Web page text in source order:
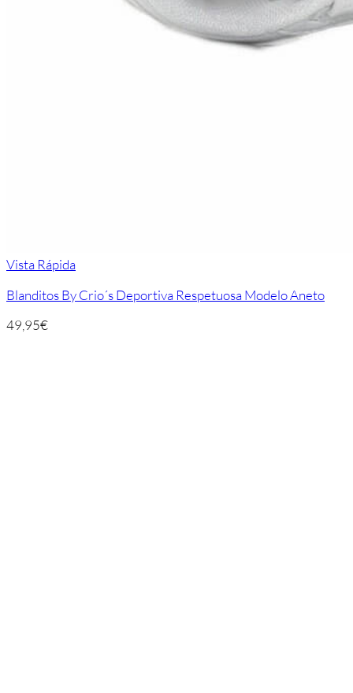
Vista Rápida
Blanditos By Crio´s Deportiva Respetuosa Modelo Aneto
49,95€